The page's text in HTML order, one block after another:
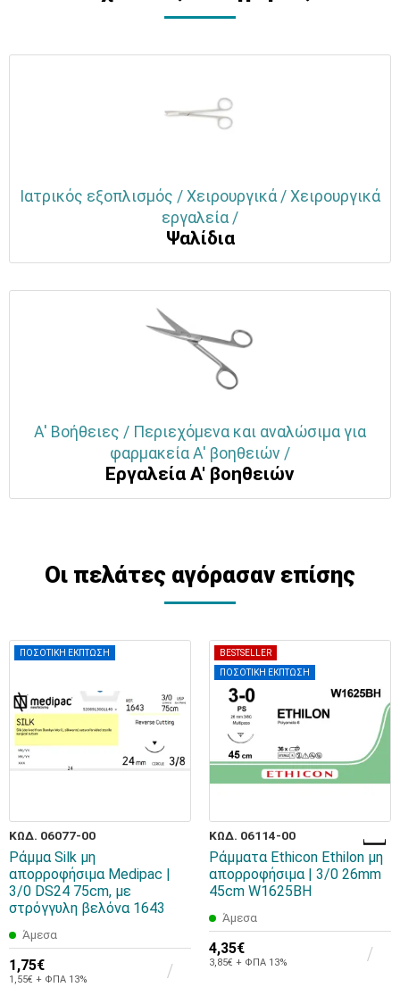
Ιατρικός εξοπλισμός / Χειρουργικά / Χειρουργικά
εργαλεία /
Ψαλίδια
Α' Βοήθειες / Περιεχόμενα και αναλώσιμα για
φαρμακεία Α' βοηθειών /
Εργαλεία Α' βοηθειών
Οι πελάτες αγόρασαν επίσης
ΠΟΣΟΤΙΚΗ ΕΚΠΤΩΣΗ
ΚΩΔ. 06077-00
Ράμμα Silk μη
απορροφήσιμα Medipac |
3/0 DS24 75cm, με
στρόγγυλη βελόνα 1643
Άμεσα
1,75€
1,55€ + ΦΠΑ 13%
BESTSELLER
ΠΟΣΟΤΙΚΗ ΕΚΠΤΩΣΗ
ΚΩΔ. 06114-00
Ράμματα Ethicon Ethilon μη
απορροφήσιμα | 3/0 26mm
45cm W1625BH
Άμεσα
4,35€
3,85€ + ΦΠΑ 13%